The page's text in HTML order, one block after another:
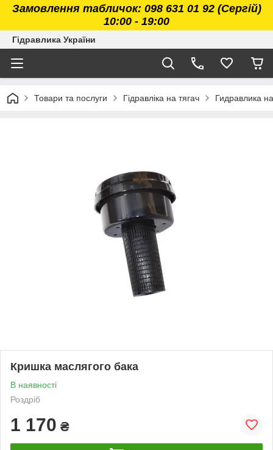
Замовлення табличок: 098 631 01 92 (Сергій)
10:00 - 19:00
Гідравлика України
Товари та послуги Гідравліка на тягач Гидравлика
Кришка маслягого бака
В наявності
Роздріб
1 170 ₴